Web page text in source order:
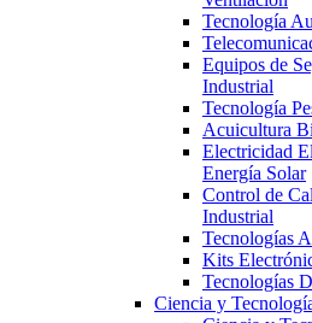
Tecnología
Equipos de
Industrial
Tecnología
Acuicultura
Electricidad
Energía Solar
Control de
Industrial
Tecnologías
Kits
Tecnologías
Ciencia y